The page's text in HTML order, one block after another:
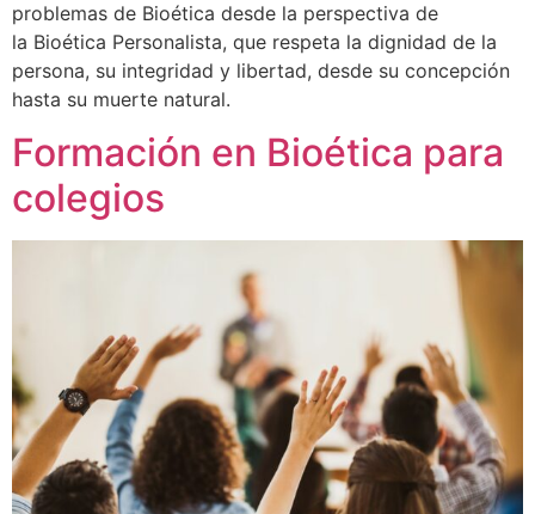
problemas de Bioética desde la perspectiva de
la Bioética Personalista, que respeta la dignidad de la
persona, su integridad y libertad, desde su concepción
hasta su muerte natural.
Formación en Bioética para
colegios